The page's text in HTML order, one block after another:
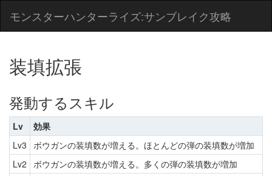
モンスターハンターライズ:サンブレイク攻略
装填拡張
発動するスキル
Lv
効果
Lv3 ボウガンの装填数が増える。ほとんどの弾の装填数が増加
Lv2 ボウガンの装填数が増える。多くの弾の装填数が増加